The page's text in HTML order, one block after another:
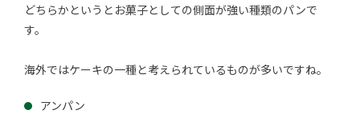
どちらかというとお菓子としての側面が強い種類のパンで
す。
海外ではケーキの一種と考えられているものが多いですね。
アンパン